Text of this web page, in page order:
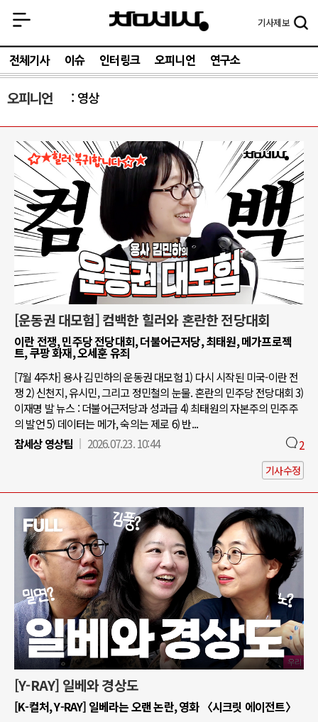
기사제보
전체기사 이슈 인터링크 오피니언 연구소
오피니언 영상
[운동권 대모험] 컴백한 힐러와 혼란한 전당대회
이란 전쟁, 민주당 전당대회, 더불어근저당, 최태원, 메가프로젝
트, 쿠팡 화재, 오세훈 유죄
[7월 4주차] 용사 김민하의 운동권 대모험 1) 다시 시작된 미국-이란 전
쟁 2) 신천지, 유시민, 그리고 정민철의 눈물. 혼란의 민주당 전당대회 3)
이재명 발 뉴스 : 더불어근저당과 성과급 4) 최태원의 자본주의 민주주
의 발언 5) 데이터는 메가, 숙의는 제로 6) 반...
참세상 영상팀
2026.07.23. 10:44 2
기사수정
[Y-RAY] 일베와 경상도
[K-컬처, Y-RAY] 일베라는 오랜 논란, 영화 〈시크릿 에이전트〉